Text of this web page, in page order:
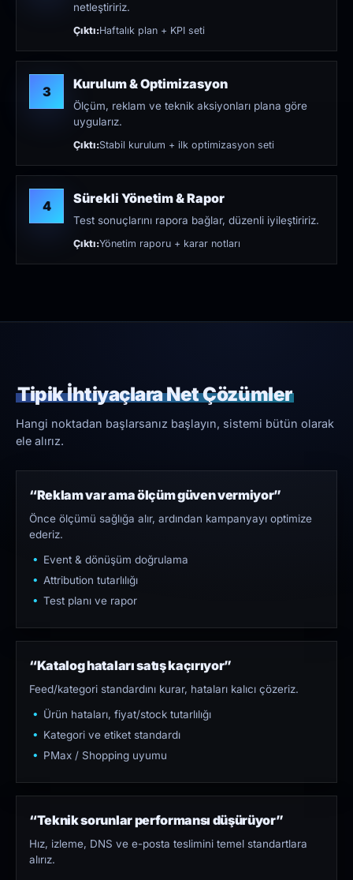
netleştiririz.
Çıktı:Haftalık plan + KPI seti
3 Kurulum & Optimizasyon
Ölçüm, reklam ve teknik aksiyonları plana göre
uygularız.
Çıktı:Stabil kurulum + ilk optimizasyon seti
4 Sürekli Yönetim & Rapor
Test sonuçlarını rapora bağlar, düzenli iyileştiririz.
Çıktı:Yönetim raporu + karar notları
Tipik İhtiyaçlara Net Çözümler
Hangi noktadan başlarsanız başlayın, sistemi bütün olarak
ele alırız.
“Reklam var ama ölçüm güven vermiyor”
Önce ölçümü sağlığa alır, ardından kampanyayı optimize
ederiz.
Event & dönüşüm doğrulama
Attribution tutarlılığı
Test planı ve rapor
“Katalog hataları satış kaçırıyor”
Feed/kategori standardını kurar, hataları kalıcı çözeriz.
Ürün hataları, fiyat/stock tutarlılığı
Kategori ve etiket standardı
PMax / Shopping uyumu
“Teknik sorunlar performansı düşürüyor”
Hız, izleme, DNS ve e-posta teslimini temel standartlara
alırız.